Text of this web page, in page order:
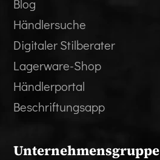
Blog
Händlersuche
Digitaler Stilberater
Lagerware-Shop
Händlerportal
Beschriftungsapp
Unternehmensgruppe